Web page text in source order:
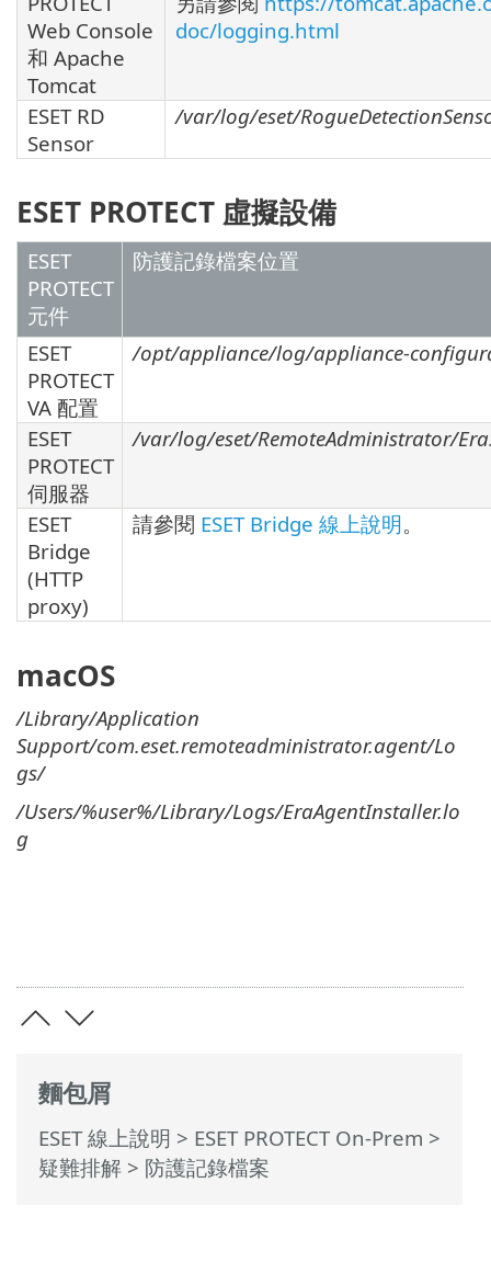
麵包屑
ESET 線上說明 > ESET PROTECT On-Prem >
疑難排解 > 防護記錄檔案
Web Console
和 Apache
Tomcat
doc/logging.html
ESET RD
Sensor
/var/log/eset/
ESET PROTECT 虛擬設備
ESET
PROTECT
元件
防護記錄檔案位置
ESET
PROTECT
VA 配置
/opt/appliance/log/appliance-
ESET
PROTECT
伺服器
/var/log/eset/RemoteAdministrator/
ESET
Bridge
(HTTP
proxy)
請參閱 ESET Bridge 線上說明。
macOS
/Library/Application
Support/com.eset.remoteadministrator.agent/Lo
gs/
/Users/%user%/Library/Logs/EraAgentInstaller.lo
g